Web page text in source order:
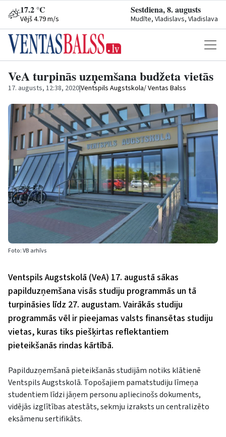
17.2 °C
Vējš 4.79 m/s
Sestdiena, 8. augusts
Mudīte, Vladislavs, Vladislava
VeA turpinās uzņemšana budžeta vietās
17. augusts, 12:38, 2020|Ventspils Augstskola/ Ventas Balss
Foto: VB arhīvs
Ventspils Augstskolā (VeA) 17. augustā sākas
papilduzņemšana visās studiju programmās un tā
turpināsies līdz 27. augustam. Vairākās studiju
programmās vēl ir pieejamas valsts finansētas studiju
vietas, kuras tiks piešķirtas reflektantiem
pieteikšanās rindas kārtībā.
Papilduzņemšanā pieteikšanās studijām notiks klātienē
Ventspils Augstskolā. Topošajiem pamatstudiju līmeņa
studentiem līdzi jāņem personu apliecinošs dokuments,
vidējās izglītības atestāts, sekmju izraksts un centralizēto
eksāmenu sertifikāts.